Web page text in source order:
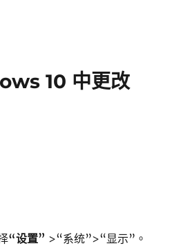
10 中更改
“设置” >“系统”>“显示”。